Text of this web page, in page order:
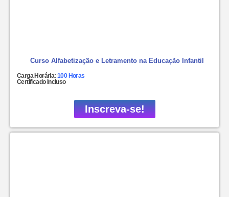
Curso Alfabetização e Letramento na Educação Infantil
Carga Horária:100 Horas
Certificado Incluso
Inscreva-se!